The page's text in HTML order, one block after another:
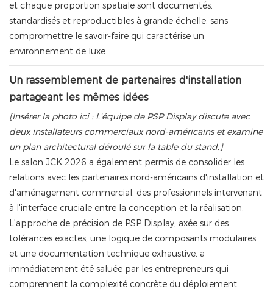
et chaque proportion spatiale sont documentés,
standardisés et reproductibles à grande échelle, sans
compromettre le savoir-faire qui caractérise un
environnement de luxe.
Un rassemblement de partenaires d'installation
partageant les mêmes idées
[Insérer la photo ici : L’équipe de PSP Display discute avec
deux installateurs commerciaux nord-américains et examine
un plan architectural déroulé sur la table du stand.]
Le salon JCK 2026 a également permis de consolider les
relations avec les partenaires nord-américains d'installation et
d'aménagement commercial, des professionnels intervenant
à l'interface cruciale entre la conception et la réalisation.
L'approche de précision de PSP Display, axée sur des
tolérances exactes, une logique de composants modulaires
et une documentation technique exhaustive, a
immédiatement été saluée par les entrepreneurs qui
comprennent la complexité concrète du déploiement